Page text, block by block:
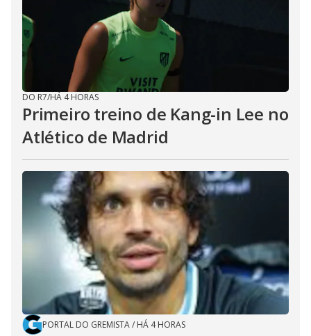
DO R7/HÁ 4 HORAS
Primeiro treino de Kang-in Lee no
Atlético de Madrid
PORTAL DO GREMISTA/ HÁ 4 HORAS